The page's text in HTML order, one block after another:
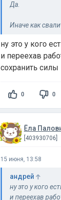
Да.
Иначе как
Расплатиться
ну это у кого
и переехав
сохранить силы
0 0
Ёла
[403930706]
15 июня, 13:58
андрей
ну это у кого
и переехав